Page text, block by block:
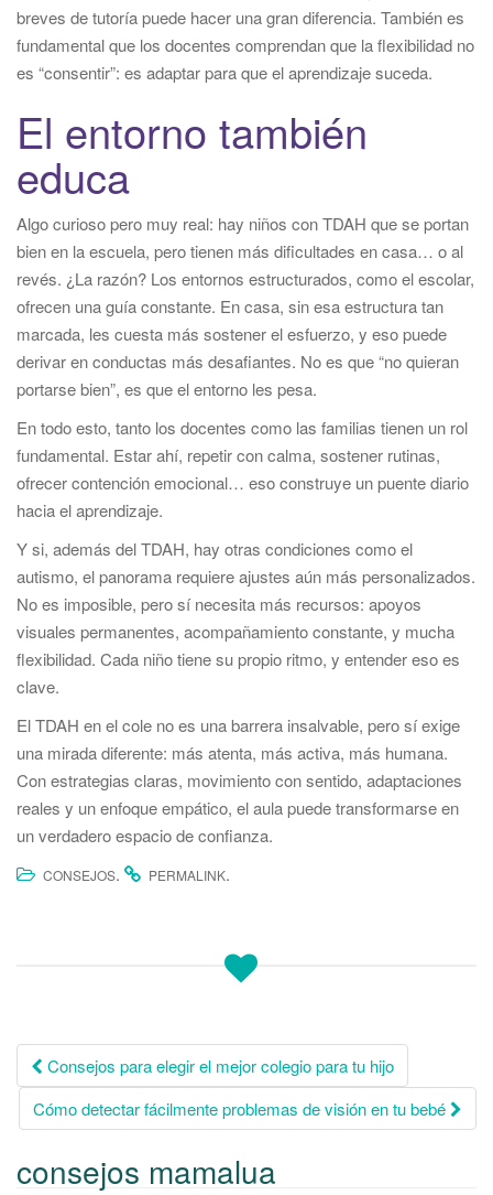
breves de tutoría puede hacer una gran diferencia. También es
fundamental que los docentes comprendan que la flexibilidad no
es “consentir”: es adaptar para que el aprendizaje suceda.
El entorno también
educa
Algo curioso pero muy real: hay niños con TDAH que se portan
bien en la escuela, pero tienen más dificultades en casa… o al
revés. ¿La razón? Los entornos estructurados, como el escolar,
ofrecen una guía constante. En casa, sin esa estructura tan
marcada, les cuesta más sostener el esfuerzo, y eso puede
derivar en conductas más desafiantes. No es que “no quieran
portarse bien”, es que el entorno les pesa.
En todo esto, tanto los docentes como las familias tienen un rol
fundamental. Estar ahí, repetir con calma, sostener rutinas,
ofrecer contención emocional… eso construye un puente diario
hacia el aprendizaje.
Y si, además del TDAH, hay otras condiciones como el
autismo, el panorama requiere ajustes aún más personalizados.
No es imposible, pero sí necesita más recursos: apoyos
visuales permanentes, acompañamiento constante, y mucha
flexibilidad. Cada niño tiene su propio ritmo, y entender eso es
clave.
El TDAH en el cole no es una barrera insalvable, pero sí exige
una mirada diferente: más atenta, más activa, más humana.
Con estrategias claras, movimiento con sentido, adaptaciones
reales y un enfoque empático, el aula puede transformarse en
un verdadero espacio de confianza.
CONSEJOS. PERMALINK.
Navegación de
entradas
Consejos para elegir el mejor colegio para tu hijo
Cómo detectar fácilmente problemas de visión en tu bebé
consejos mamalua